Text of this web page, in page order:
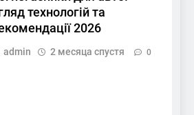
технологій та
2026
admin 2 месяца спустя 0